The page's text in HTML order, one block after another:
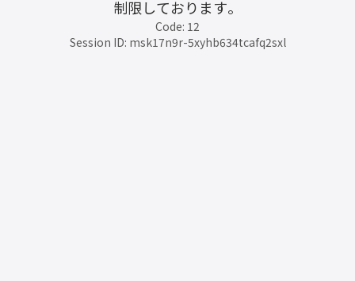
制限しております。
Code: 12
Session ID: msk17n9r-5xyhb634tcafq2sxl